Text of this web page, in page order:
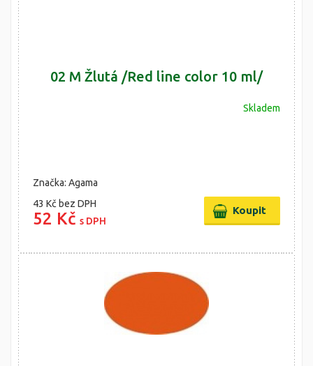
02 M Žlutá /Red line color 10 ml/
Skladem
Značka: Agama
43 Kč bez DPH
52 Kč s DPH